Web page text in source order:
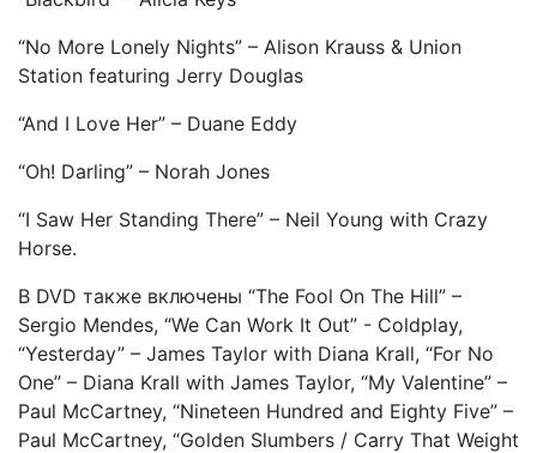
“No More Lonely Nights” – Alison Krauss & Union
Station featuring Jerry Douglas
“And I Love Her” – Duane Eddy
“Oh! Darling” – Norah Jones
“I Saw Her Standing There” – Neil Young with Crazy
Horse.
В DVD также включены “The Fool On The Hill” –
Sergio Mendes, “We Can Work It Out” - Coldplay,
“Yesterday” – James Taylor with Diana Krall, “For No
One” – Diana Krall with James Taylor, “My Valentine” –
Paul McCartney, “Nineteen Hundred and Eighty Five” –
Paul McCartney, “Golden Slumbers / Carry That Weight